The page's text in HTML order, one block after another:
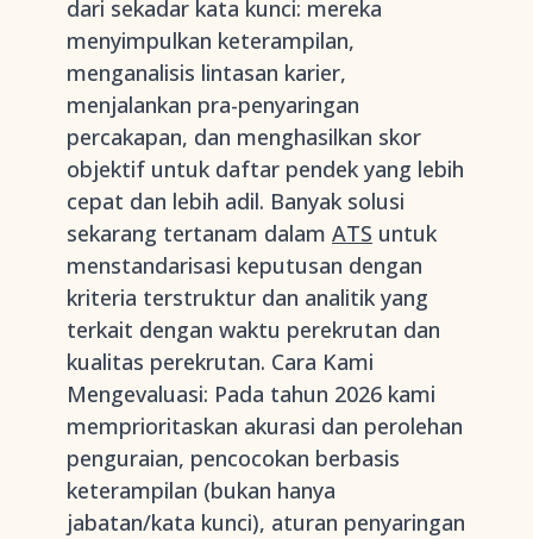
dari sekadar kata kunci: mereka
menyimpulkan keterampilan,
menganalisis lintasan karier,
menjalankan pra-penyaringan
percakapan, dan menghasilkan skor
objektif untuk daftar pendek yang lebih
cepat dan lebih adil. Banyak solusi
sekarang tertanam dalam ATS untuk
menstandarisasi keputusan dengan
kriteria terstruktur dan analitik yang
terkait dengan waktu perekrutan dan
kualitas perekrutan. Cara Kami
Mengevaluasi: Pada tahun 2026 kami
memprioritaskan akurasi dan perolehan
penguraian, pencocokan berbasis
keterampilan (bukan hanya
jabatan/kata kunci), aturan penyaringan